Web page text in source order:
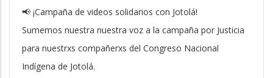
📢 ¡Campaña de videos solidarios con Jotolá!
Sumemos nuestra nuestra voz a la campaña por Justicia
para nuestrxs compañerxs del Congreso Nacional
Indígena de Jotolá.